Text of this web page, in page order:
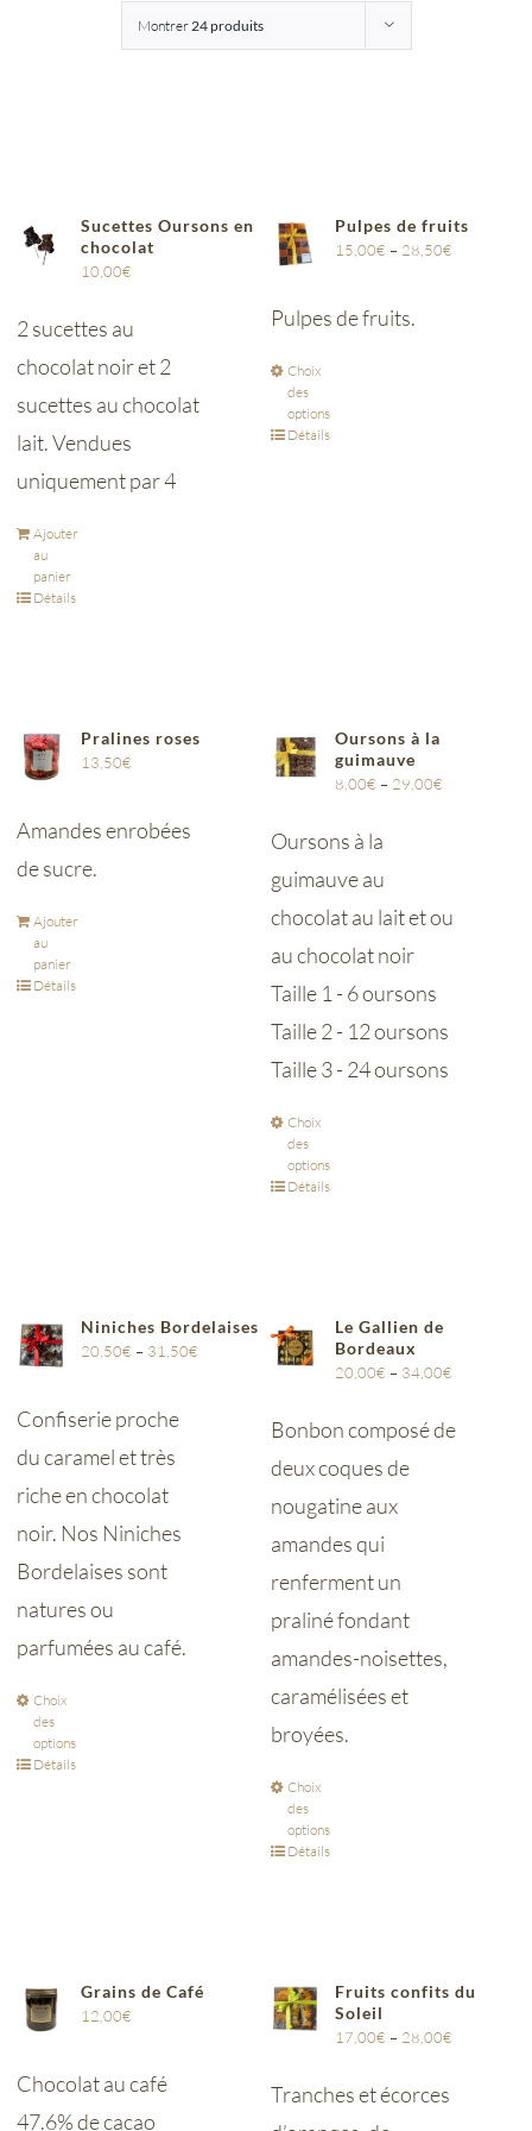
Montrer24 produits
Sucettes Oursons en
chocolat
10,00€
2 sucettes au
chocolat noir et 2
sucettes au chocolat
lait. Vendues
uniquement par 4
Ajouter
au
panier
Détails
Pulpes de fruits
15,00€ – 28,50€
Pulpes de fruits.
Choix
des
options
Détails
Pralines roses
13,50€
Amandes enrobées
de sucre.
Ajouter
au
panier
Détails
Oursons à la
guimauve
8,00€ – 29,00€
Oursons à la
guimauve au
chocolat au lait et ou
au chocolat noir
Taille 1 - 6 oursons
Taille 2 - 12 oursons
Taille 3 - 24 oursons
Choix
des
options
Détails
Niniches Bordelaises
20,50€ – 31,50€
Confiserie proche
du caramel et très
riche en chocolat
noir. Nos Niniches
Bordelaises sont
natures ou
parfumées au café.
Choix
des
options
Détails
Le Gallien de
Bordeaux
20,00€ – 34,00€
Bonbon composé de
deux coques de
nougatine aux
amandes qui
renferment un
praliné fondant
amandes-noisettes,
caramélisées et
broyées.
Choix
des
options
Détails
Grains de Café
12,00€
Chocolat au café
47.6% de cacao
Fruits confits du
Soleil
17,00€ – 28,00€
Tranches et écorces